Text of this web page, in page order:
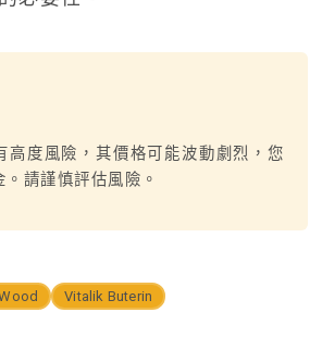
高度風險，其價格可能波動劇烈，您
請謹慎評估風險。
Vitalik Buterin